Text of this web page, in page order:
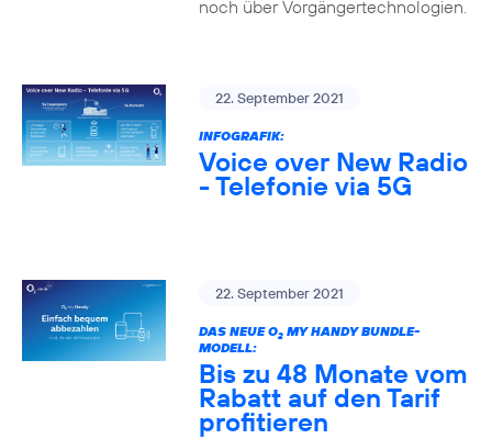
noch über Vorgängertechnologien.
22. September 2021
INFOGRAFIK:
Voice over New Radio
- Telefonie via 5G
22. September 2021
DAS NEUE O2MY HANDY BUNDLE-
MODELL:
Bis zu 48 Monate vom
Rabatt auf den Tarif
profitieren